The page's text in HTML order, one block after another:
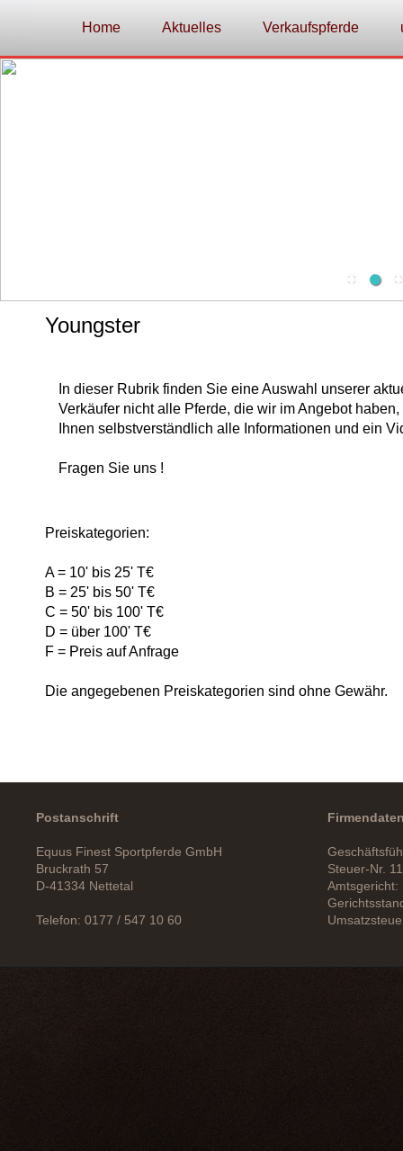
Home Aktuelles Verkaufspferde
Youngster
In dieser Rubrik finden Sie eine Auswahl unserer
Verkäufer nicht alle Pferde, die wir im Angebot
Ihnen selbstverständlich alle Informationen und ein
Fragen Sie uns !
Preiskategorien:
A = 10' bis 25' T€
B = 25' bis 50' T€
C = 50' bis 100' T€
D = über 100' T€
F = Preis auf Anfrage
Die angegebenen Preiskategorien sind ohne Gewähr.
Postanschrift
Equus Finest Sportpferde GmbH
Bruckrath 57
D-41334 Nettetal
Telefon: 0177 / 547 10 60
Steuer-Nr.
Amtsgericht: